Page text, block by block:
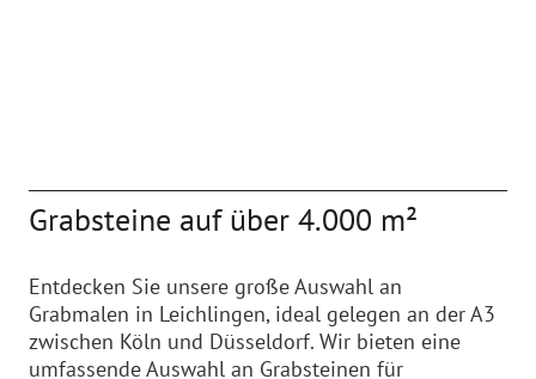
Grabsteine auf über 4.000 m²
Entdecken Sie unsere große Auswahl an
Grabmalen in Leichlingen, ideal gelegen an der A3
zwischen Köln und Düsseldorf. Wir bieten eine
umfassende Auswahl an Grabsteinen für